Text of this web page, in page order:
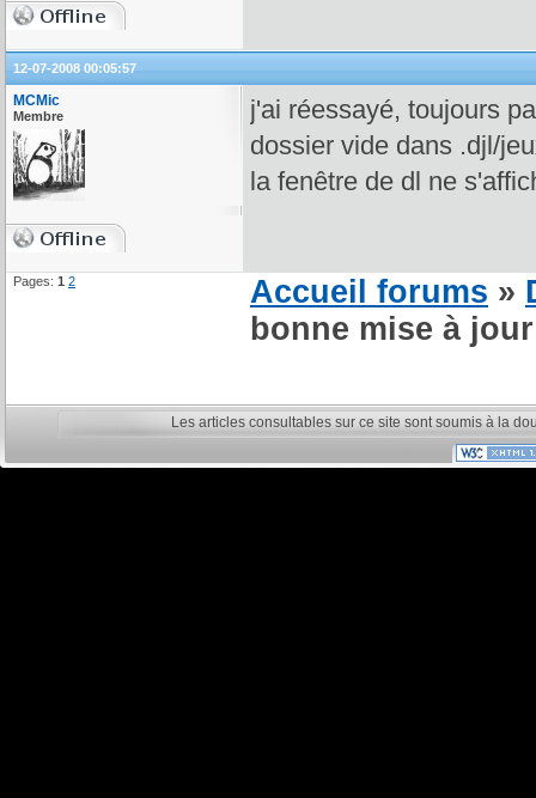
12-07-2008 00:05:57
MCMic
Membre
j'ai réessayé, toujours
dossier vide dans .djl/
la fenêtre de dl ne
Pages: 1 2 Accueil forums »
bonne mise à jour
Les articles consultables sur ce site sont soumis à la